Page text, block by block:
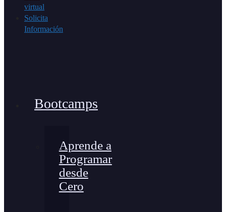
virtual
Solicita
Información
Bootcamps
Aprende a
Programar
desde
Cero